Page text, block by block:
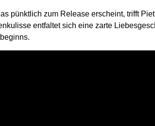
pünktlich zum Release erscheint, trifft
entfaltet sich eine zarte